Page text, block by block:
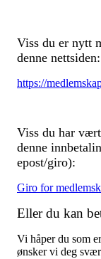
Viss du er nytt
denne nettsiden:
https://
Viss du har
denne
epost/giro):
Giro for
Eller du kan
Vi håper du som
ønsker vi deg